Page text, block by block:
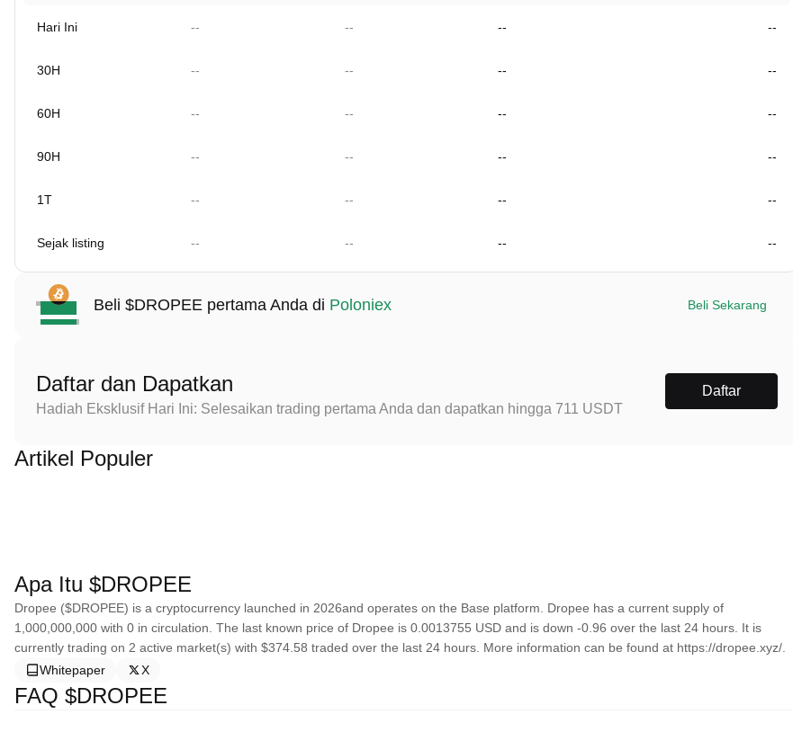
Hari Ini -- -- -- --
30H -- -- -- --
60H -- -- -- --
90H -- -- -- --
1T -- -- -- --
Sejak listing -- -- -- --
Beli $DROPEE pertama Anda di Poloniex Beli Sekarang
Daftar dan Dapatkan
Hadiah Eksklusif Hari Ini: Selesaikan trading pertama Anda dan dapatkan hingga 711 USDT
Daftar
Artikel Populer
Apa Itu $DROPEE
Dropee ($DROPEE) is a cryptocurrency launched in 2026and operates on the Base platform. Dropee has a current supply of
1,000,000,000 with 0 in circulation. The last known price of Dropee is 0.0013755 USD and is down -0.96 over the last 24 hours. It is
currently trading on 2 active market(s) with $374.58 traded over the last 24 hours. More information can be found at https://dropee.xyz/.
Whitepaper
X
FAQ $DROPEE